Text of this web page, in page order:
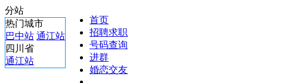
分站
热门城市
巴中站 通江站
四川省
通江站
首页
招聘求职
号码查询
进群
婚恋交友